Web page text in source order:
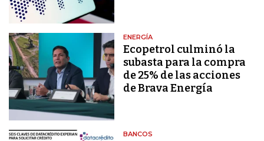
ENERGÍA
Ecopetrol culminó la
subasta para la compra
de 25% de las acciones
de Brava Energía
BANCOS